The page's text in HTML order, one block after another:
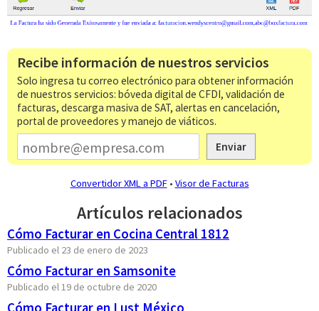
Recibe información de nuestros servicios
Solo ingresa tu correo electrónico para obtener información
de nuestros servicios: bóveda digital de CFDI, validación de
facturas, descarga masiva de SAT, alertas en cancelación,
portal de proveedores y manejo de viáticos.
Enviar
Convertidor XML a PDF• Visor de Facturas
Artículos relacionados
Cómo Facturar en Cocina Central 1812
Publicado el 23 de enero de 2023
Cómo Facturar en Samsonite
Publicado el 19 de octubre de 2020